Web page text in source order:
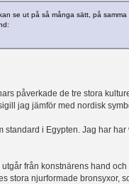
se ut på så många sätt, på
påverkade de tre stora
jag jämför med nordisk
i Egypten. Jag har
från konstnärens hand
stora njurformade bronsyxor,